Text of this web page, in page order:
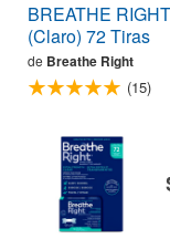
BREATHE
(Claro) 72 Tiras
de Breathe Right
(15)